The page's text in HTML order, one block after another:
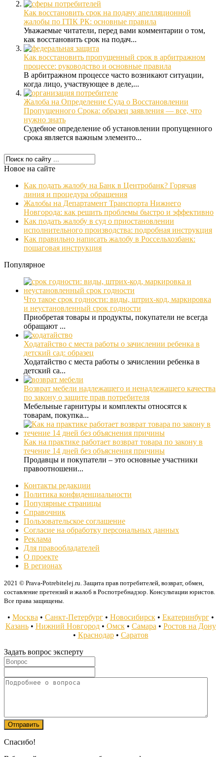
Как восстановить срок на подачу апелляционной
жалобы по ГПК РК: основные правила
Уважаемые читатели, перед вами комментарии о том,
как восстановить срок на подач...
Как восстановить пропущенный срок в арбитражном
процессе: руководство и основные правила
В арбитражном процессе часто возникают ситуации,
когда лицо, участвующее в деле,...
Жалоба на Определение Суда о Восстановлении
Пропущенного Срока: образец заявления — все, что
нужно знать
Судебное определение об установлении пропущенного
срока является важным элементо...
Новое на сайте
Как подать жалобу на Банк в Центробанк? Горячая
линия и процедура обращения
Жалобы на Департамент Транспорта Нижнего
Новгорода: как решить проблемы быстро и эффективно
Как подать жалобу в суд о приостановлении
исполнительного производства: подробная инструкция
Как правильно написать жалобу в Россельхозбанк:
пошаговая инструкция
Популярное
Что такое срок годности: виды, штрих-код, маркировка
и неустановленный срок годности
Приобретая товары и продукты, покупатели не всегда
обращают ...
Ходатайство с места работы о зачислении ребенка в
детский сад: образец
Ходатайство с места работы о зачислении ребенка в
детский са...
Возврат мебели надлежащего и ненадлежащего качества
по закону о защите прав потребителя
Мебельные гарнитуры и комплекты относятся к
товарам, покупка...
Как на практике работает возврат товара по закону в
течение 14 дней без объяснения причины
Продавцы и покупатели – это основные участники
правоотношени...
Контакты редакции
Политика конфиденциальности
Популярные страницы
Справочник
Пользовательское соглашение
Согласие на обработку персональных данных
Реклама
Для правообладателей
О проекте
В регионах
2021 © Prava-Potrebitelej.ru. Защита прав потребителей, возврат, обмен,
составление претензий и жалоб в Роспотребнадзор. Консультации юристов.
Все права защищены.
• Москва • Санкт-Петербург• Новосибирск• Екатеринбург•
Казань• Нижний Новгород• Омск• Самара • Ростов на Дону
• Краснодар• Саратов
Задать вопрос эксперту
Спасибо!